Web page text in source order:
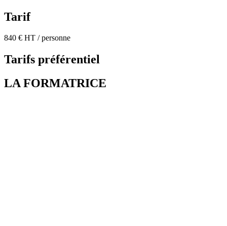
Tarif
840 € HT / personne
Tarifs préférentiel
LA FORMATRICE